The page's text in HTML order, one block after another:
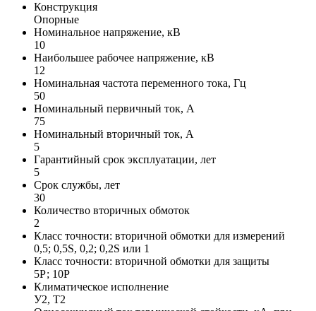
Конструкция
Опорные
Номинальное напряжение, кВ
10
Наибольшее рабочее напряжение, кВ
12
Номинальная частота переменного тока, Гц
50
Номинальный первичный ток, А
75
Номинальный вторичный ток, А
5
Гарантийный срок эксплуатации, лет
5
Срок службы, лет
30
Количество вторичных обмоток
2
Класс точности: вторичной обмотки для измерений
0,5; 0,5S, 0,2; 0,2S или 1
Класс точности: вторичной обмотки для защиты
5Р; 10Р
Климатическое исполнение
У2, Т2